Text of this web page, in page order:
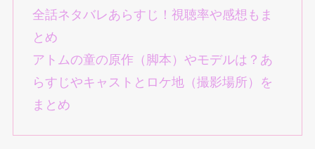
全話ネタバレあらすじ！視聴率や感想もま
とめ
アトムの童の原作（脚本）やモデルは？あ
らすじやキャストとロケ地（撮影場所）を
まとめ